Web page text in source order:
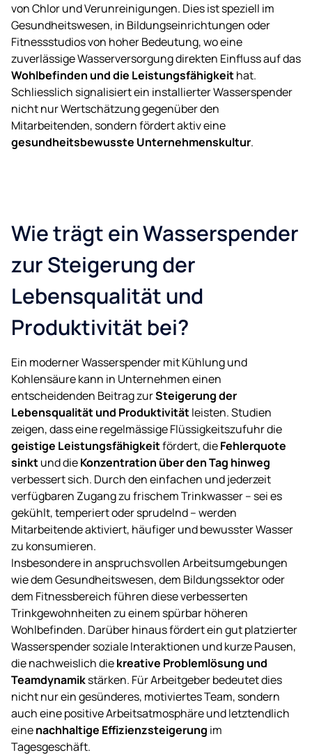
von Chlor und Verunreinigungen. Dies ist speziell im
Gesundheitswesen, in Bildungseinrichtungen oder
Fitnessstudios von hoher Bedeutung, wo eine
zuverlässige Wasserversorgung direkten Einfluss auf das
Wohlbefinden und die Leistungsfähigkeithat.
Schliesslich signalisiert ein installierter Wasserspender
nicht nur Wertschätzung gegenüber den
Mitarbeitenden, sondern fördert aktiv eine
gesundheitsbewusste Unternehmenskultur.
Wie trägt ein Wasserspender
zur Steigerung der
Lebensqualität und
Produktivität bei?
Ein moderner Wasserspender mit Kühlung und
Kohlensäure kann in Unternehmen einen
entscheidenden Beitrag zurSteigerung der
Lebensqualität und Produktivitätleisten. Studien
zeigen, dass eine regelmässige Flüssigkeitszufuhr die
geistige Leistungsfähigkeitfördert, dieFehlerquote
sinktund dieKonzentration über den Tag hinweg
verbessert sich. Durch den einfachen und jederzeit
verfügbaren Zugang zu frischem Trinkwasser – sei es
gekühlt, temperiert oder sprudelnd – werden
Mitarbeitende aktiviert, häufiger und bewusster Wasser
zu konsumieren.
Insbesondere in anspruchsvollen Arbeitsumgebungen
wie dem Gesundheitswesen, dem Bildungssektor oder
dem Fitnessbereich führen diese verbesserten
Trinkgewohnheiten zu einem spürbar höheren
Wohlbefinden. Darüber hinaus fördert ein gut platzierter
Wasserspender soziale Interaktionen und kurze Pausen,
die nachweislich diekreative Problemlösung und
Teamdynamikstärken. Für Arbeitgeber bedeutet dies
nicht nur ein gesünderes, motiviertes Team, sondern
auch eine positive Arbeitsatmosphäre und letztendlich
einenachhaltige Effizienzsteigerung im
Tagesgeschäft.